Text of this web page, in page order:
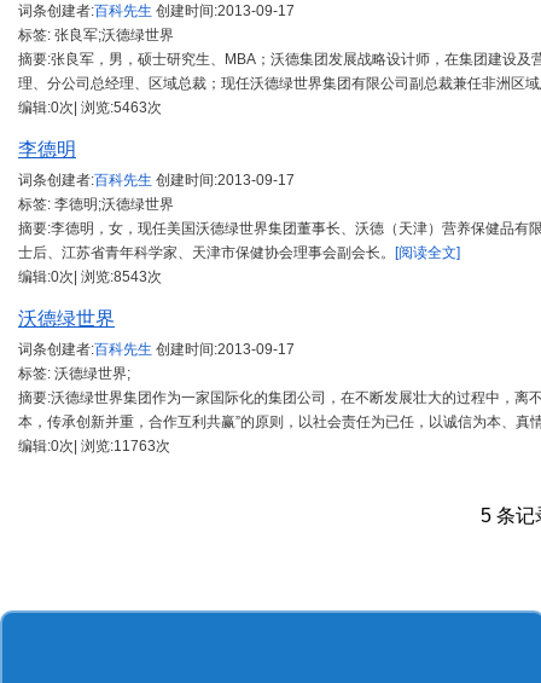
词条创建者:百科先生 创建时间:2013-09-17
标签: 张良军;沃德绿世界
摘要:张良军，男，硕士研究生、MBA；沃德集团发展战略设计师，在集团建设
理、分公司总经理、区域总裁；现任沃德绿世界集团有限公司副总裁兼任非洲区
编辑:0次| 浏览:5463次
李德明
词条创建者:百科先生 创建时间:2013-09-17
标签: 李德明;沃德绿世界
摘要:李德明，女，现任美国沃德绿世界集团董事长、沃德（天津）营养保健品
士后、江苏省青年科学家、天津市保健协会理事会副会长。
[阅读全文]
编辑:0次| 浏览:8543次
沃德绿世界
词条创建者:百科先生 创建时间:2013-09-17
标签: 沃德绿世界;
摘要:沃德绿世界集团作为一家国际化的集团公司，在不断发展壮大的过程中，离
本，传承创新并重，合作互利共赢”的原则，以社会责任为已任，以诚信为本、真
编辑:0次| 浏览:11763次
5 条记